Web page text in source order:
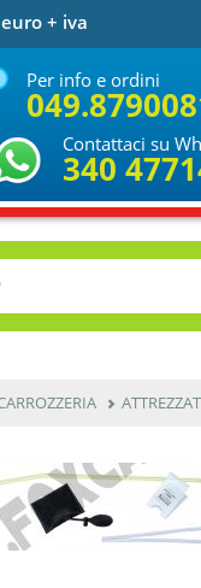
+ iva
Per info e ordini
Contattaci su
340